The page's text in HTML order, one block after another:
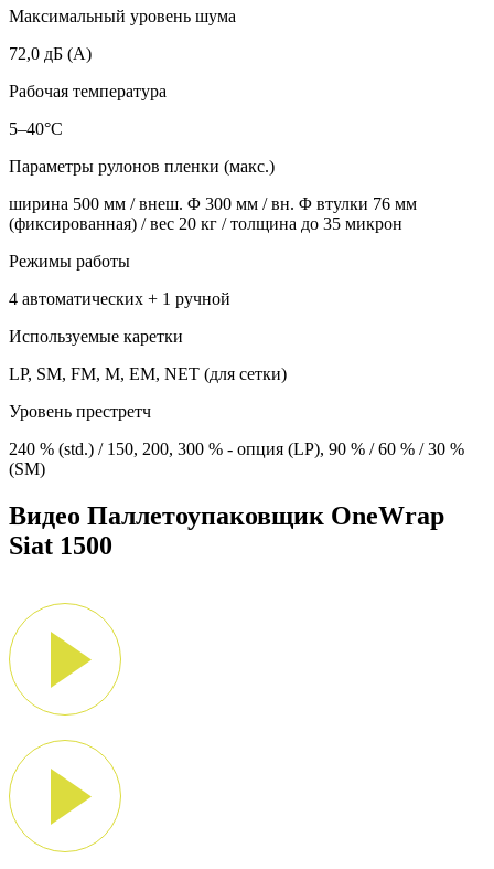
Максимальный уровень шума
72,0 дБ (A)
Рабочая температура
5–40°C
Параметры рулонов пленки (макс.)
ширина 500 мм / внеш. Φ 300 мм / вн. Φ втулки 76 мм
(фиксированная) / вес 20 кг / толщина до 35 микрон
Режимы работы
4 автоматических + 1 ручной
Используемые каретки
LP, SM, FM, M, EM, NET (для сетки)
Уровень престретч
240 % (std.) / 150, 200, 300 % - опция (LP), 90 % / 60 % / 30 %
(SM)
Видео Паллетоупаковщик OneWrap
Siat 1500